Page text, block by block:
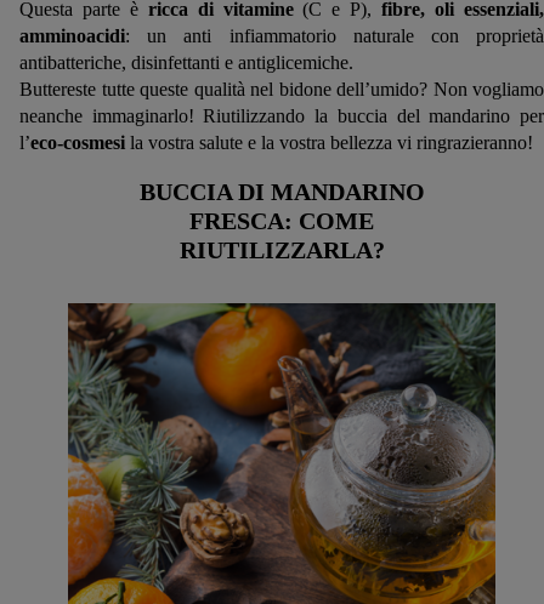
Questa parte è ricca di vitamine(C e P),fibre, oli essenziali,
amminoacidi: un anti infiammatorio naturale con proprietà
antibatteriche, disinfettanti e antiglicemiche.
Buttereste tutte queste qualità nel bidone dell’umido? Non vogliamo
neanche immaginarlo! Riutilizzando la buccia del mandarino per
l’eco-cosmesi la vostra salute e la vostra bellezza vi ringrazieranno!
BUCCIA DI MANDARINO
FRESCA: COME
RIUTILIZZARLA?